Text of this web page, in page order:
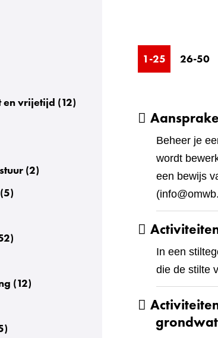
en vrijetijd (12)
(2)
(5)
)
(12)
)
1-25 26-50
Beheer je
wordt
een bewijs
(
In een
die de stilte